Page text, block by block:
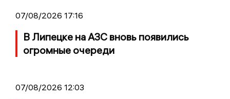
07/08/2026 17:16
В Липецке на АЗС вновь появились
огромные очереди
07/08/2026 12:03